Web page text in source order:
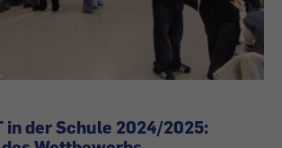
in der Schule 2024/2025: